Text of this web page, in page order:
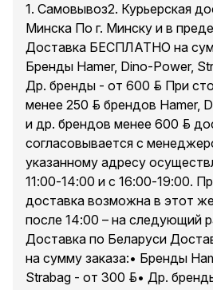
понадобится воздушный или
производительностью по
мин.
ВНИМАНИЕ! Аппарат
случае работы на
необходимо оснащать силовой
32 А 230 В (не входит в
Характеристики:
-Тип сварки: CUT
- Напряжение: 220 В
- Сварочный ток
- Сварочный ток: 20-60 А
- Максимальная толщина
мм
- Максимальная потребляемая
1. Самовывоз2. Курьерская
Минска По г. Минску и в
Доставка БЕСПЛАТНО на
Бренды Hamer, Dino-Power,
Др. бренды - от 600 р. При
менее 250 р. брендов Hamer,
и др. брендов менее 600 р.
согласовывается с
указанному адресу
11:00-14:00 и с 16:00-19:00.
доставка возможна в этот
после 14:00 – на следующий
Доставка по Беларуси
на сумму заказа:• Бренды
Strabag - от 300 р.• Др.